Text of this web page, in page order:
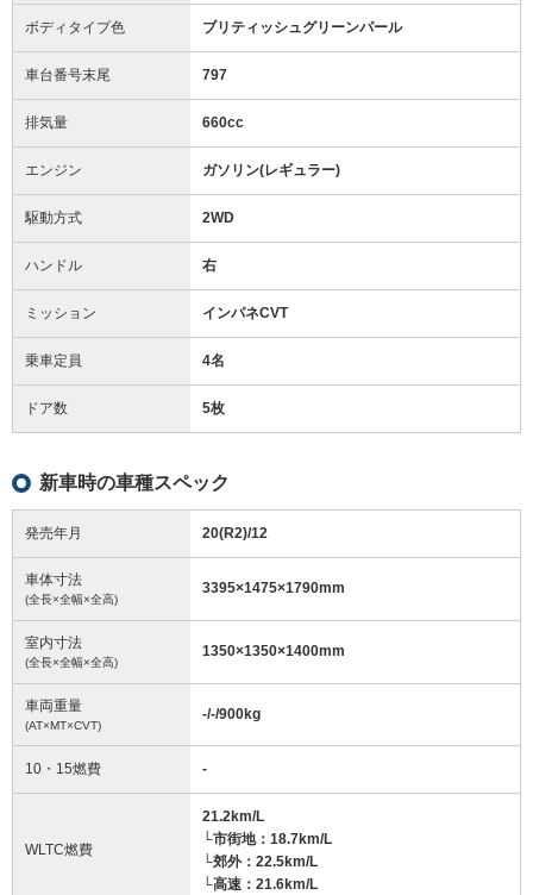
ボディタイプ色 ブリティッシュグリーンパール
車台番号末尾 797
排気量 660cc
エンジン ガソリン(レギュラー)
駆動方式 2WD
ハンドル 右
ミッション インパネCVT
乗車定員 4名
ドア数 5枚
新車時の車種スペック
発売年月 20(R2)/12
車体寸法
(全長×全幅×全高)
3395×1475×1790mm
室内寸法
(全長×全幅×全高)
1350×1350×1400mm
車両重量
(AT×MT×CVT)
-/-/900kg
10・15燃費 -
WLTC燃費
21.2km/L
└市街地：18.7km/L
└郊外：22.5km/L
└高速：21.6km/L